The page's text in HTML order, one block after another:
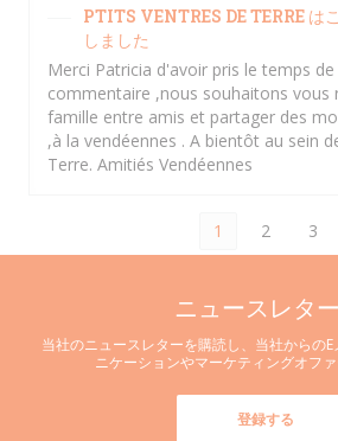
PTITS VENTRES DE TERRE は
しました
Merci Patricia d'avoir pris le temps de
commentaire ,nous souhaitons vous
famille entre amis et partager des
,à la vendéennes . A bientôt au sein
Terre. Amitiés Vendéennes
1 2 3
ニュースレター
当社のニュースレターを購読し、当社からの
ニケーションやマーケティングオファ
登録する